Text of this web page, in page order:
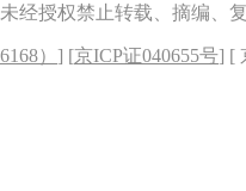
未经授权禁止转载、摘编、
） ] [京ICP证040655号] [